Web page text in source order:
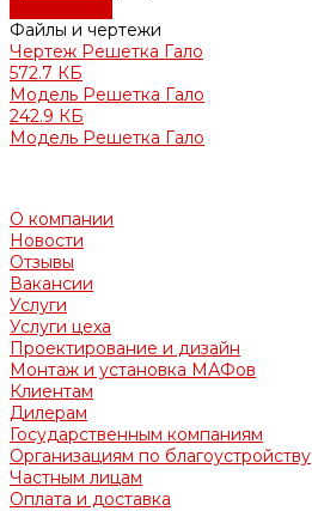
Файлы и чертежи
Чертеж Решетка Гало
572.7 КБ
Модель Решетка Гало
242.9 КБ
Модель Решетка Гало
О компании
Новости
Отзывы
Вакансии
Услуги
Услуги цеха
Проектирование и дизайн
Монтаж и установка МАФов
Клиентам
Дилерам
Государственным компаниям
Организациям по благоустройству
Частным лицам
Оплата и доставка